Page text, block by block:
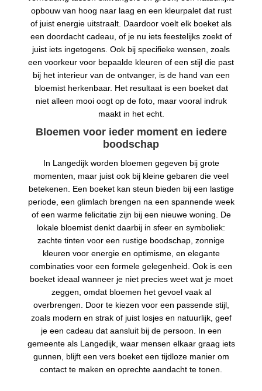
opbouw van hoog naar laag en een kleurpalet dat rust
of juist energie uitstraalt. Daardoor voelt elk boeket als
een doordacht cadeau, of je nu iets feestelijks zoekt of
juist iets ingetogens. Ook bij specifieke wensen, zoals
een voorkeur voor bepaalde kleuren of een stijl die past
bij het interieur van de ontvanger, is de hand van een
bloemist herkenbaar. Het resultaat is een boeket dat
niet alleen mooi oogt op de foto, maar vooral indruk
maakt in het echt.
Bloemen voor ieder moment en iedere
boodschap
In Langedijk worden bloemen gegeven bij grote
momenten, maar juist ook bij kleine gebaren die veel
betekenen. Een boeket kan steun bieden bij een lastige
periode, een glimlach brengen na een spannende week
of een warme felicitatie zijn bij een nieuwe woning. De
lokale bloemist denkt daarbij in sfeer en symboliek:
zachte tinten voor een rustige boodschap, zonnige
kleuren voor energie en optimisme, en elegante
combinaties voor een formele gelegenheid. Ook is een
boeket ideaal wanneer je niet precies weet wat je moet
zeggen, omdat bloemen het gevoel vaak al
overbrengen. Door te kiezen voor een passende stijl,
zoals modern en strak of juist losjes en natuurlijk, geef
je een cadeau dat aansluit bij de persoon. In een
gemeente als Langedijk, waar mensen elkaar graag iets
gunnen, blijft een vers boeket een tijdloze manier om
contact te maken en oprechte aandacht te tonen.